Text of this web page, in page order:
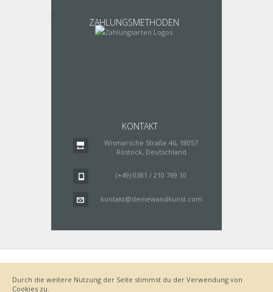
ZAHLUNGSMETHODEN
KONTAKT
Wismarsche Straße 46, 18057
Rostock, Deutschland
(+49) 0381 / 210 769 10
kontakt@deinewandkunst.com
Datenschutz
Lieferung
Bestellvorgang
AGB
Durch die weitere Nutzung der Seite stimmst du der Verwendung von
Cookies zu.